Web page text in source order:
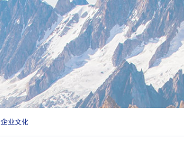
企业文化